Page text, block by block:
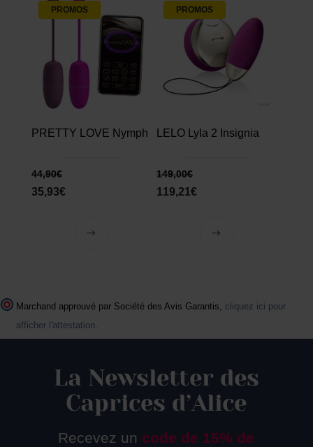
PROMOS
PRETTY LOVE Nymph
44,90€
35,93€
PROMOS
LELO Lyla 2 Insignia
149,00€
119,21€
Marchand approuvé par Société des Avis Garantis, cliquez ici pour
afficher l'attestation.
La Newsletter des
Caprices d’Alice
Recevez un code de 15% de